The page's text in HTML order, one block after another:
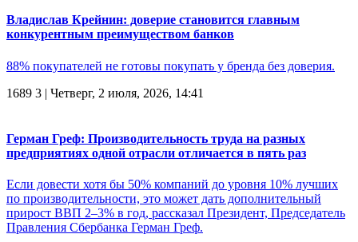
Владислав Крейнин: доверие становится главным
конкурентным преимуществом банков
88% покупателей не готовы покупать у бренда без доверия.
1689 3 | Четверг, 2 июля, 2026, 14:41
Герман Греф: Производительность труда на разных
предприятиях одной отрасли отличается в пять раз
Если довести хотя бы 50% компаний до уровня 10% лучших
по производительности, это может дать дополнительный
прирост ВВП 2–3% в год, рассказал Президент, Председатель
Правления Сбербанка Герман Греф.